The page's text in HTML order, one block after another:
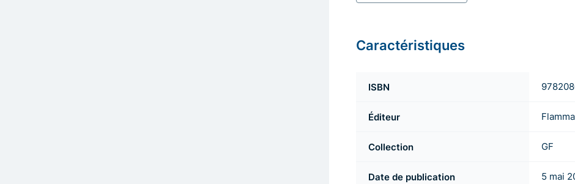
Caractéristiques
ISBN
Éditeur
Collection GF
Date de publication 5 mai